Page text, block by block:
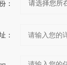
：
：